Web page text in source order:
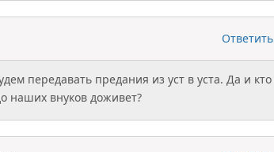
Ответить
передавать предания из уст в уста. Да и кто
наших внуков доживет?